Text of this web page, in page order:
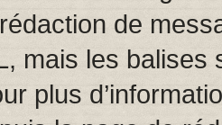
de
mais les
plus